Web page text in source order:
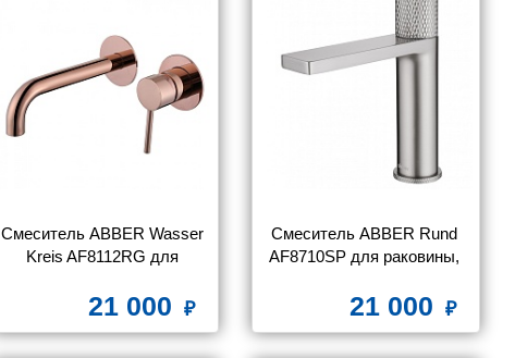
Смеситель ABBER Wasser
Kreis AF8112RG для
монтажа, розовое золото
21 000
Смеситель ABBER Rund
AF8710SP для раковины,
21 000